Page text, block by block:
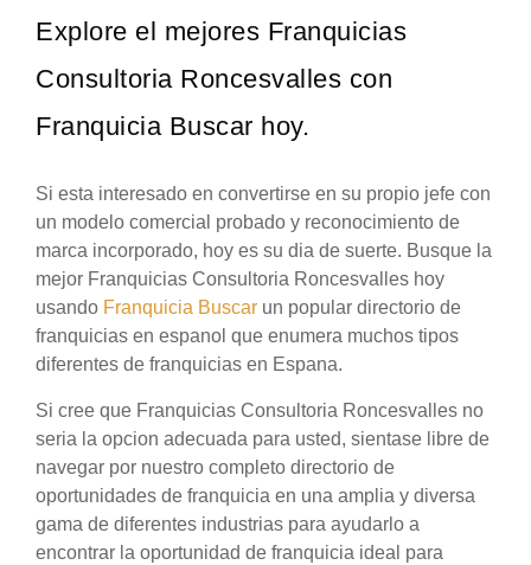
Explore el mejores Franquicias
Consultoria Roncesvalles con
Franquicia Buscar hoy.
Si esta interesado en convertirse en su propio jefe con
un modelo comercial probado y reconocimiento de
marca incorporado, hoy es su dia de suerte. Busque la
mejor Franquicias Consultoria Roncesvalles hoy
usando Franquicia Buscar un popular directorio de
franquicias en espanol que enumera muchos tipos
diferentes de franquicias en Espana.
Si cree que Franquicias Consultoria Roncesvalles no
seria la opcion adecuada para usted, sientase libre de
navegar por nuestro completo directorio de
oportunidades de franquicia en una amplia y diversa
gama de diferentes industrias para ayudarlo a
encontrar la oportunidad de franquicia ideal para